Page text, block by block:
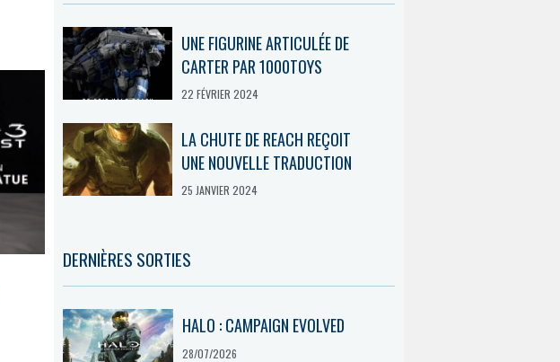
UNE FIGURINE ARTICULÉE DE
CARTER PAR 1000TOYS
22 FÉVRIER 2024
LA CHUTE DE REACH REÇOIT
UNE NOUVELLE TRADUCTION
25 JANVIER 2024
DERNIÈRES SORTIES
HALO : CAMPAIGN EVOLVED
28/07/2026